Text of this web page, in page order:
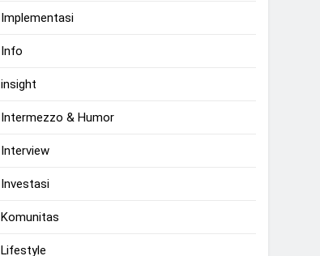
Implementasi
Info
insight
Intermezzo & Humor
Interview
Investasi
Komunitas
Lifestyle